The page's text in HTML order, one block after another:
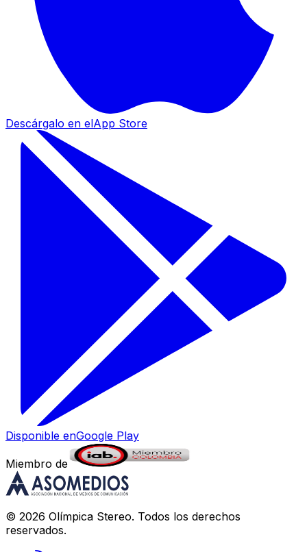
Descárgalo en elApp Store
Disponible enGoogle Play
Miembro de
© 2026 Olímpica Stereo. Todos los derechos
reservados.